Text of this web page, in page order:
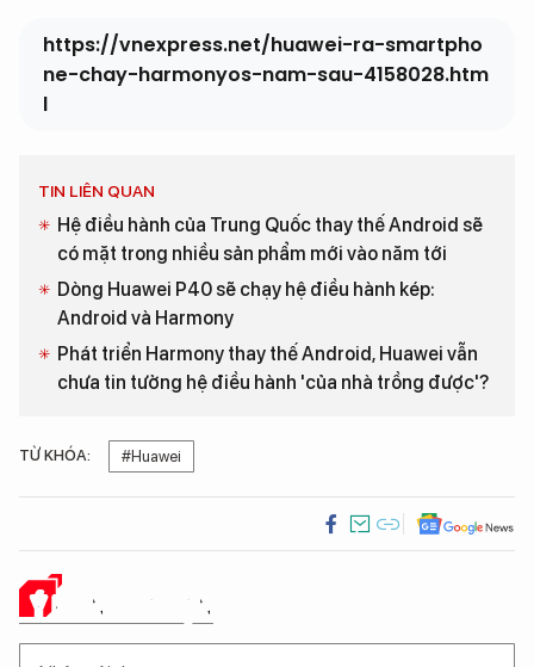
https://vnexpress.net/huawei-ra-smartpho
ne-chay-harmonyos-nam-sau-4158028.htm
l
TIN LIÊN QUAN
Hệ điều hành của Trung Quốc thay thế Android sẽ
có mặt trong nhiều sản phẩm mới vào năm tới
Dòng Huawei P40 sẽ chạy hệ điều hành kép:
Android và Harmony
Phát triển Harmony thay thế Android, Huawei vẫn
chưa tin tưởng hệ điều hành 'của nhà trồng được'?
TỪ KHÓA: #Huawei
Ý KIẾN CỦA BẠN